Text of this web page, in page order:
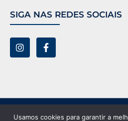
SIGA NAS REDES SOCIAIS
Prefeitura Municipal de
Usamos cookies para garantir a